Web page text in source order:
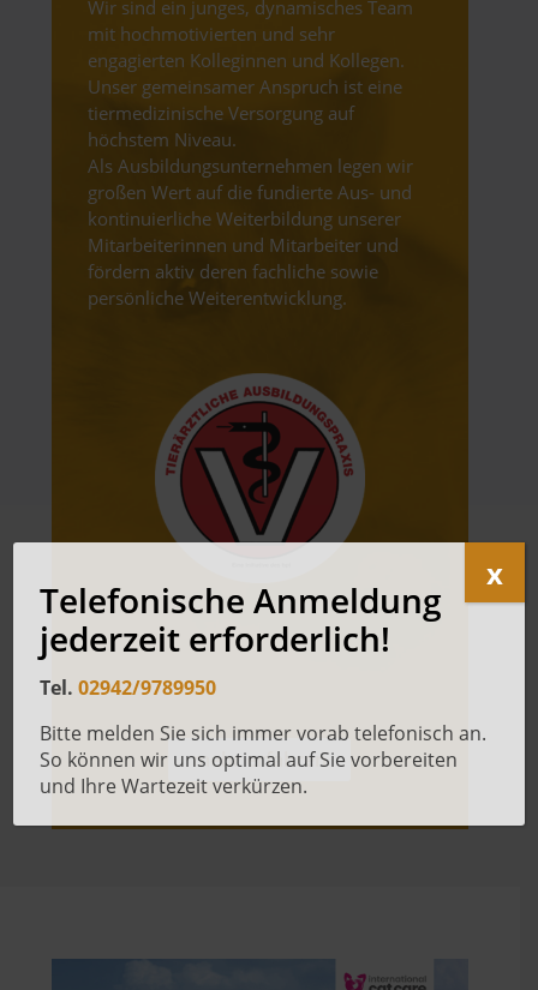
Wir sind ein junges, dynamisches Team
mit hochmotivierten und sehr
engagierten Kolleginnen und Kollegen.
Unser gemeinsamer Anspruch ist eine
tiermedizinische Versorgung auf
höchstem Niveau.
Als Ausbildungsunternehmen legen wir
großen Wert auf die fundierte Aus- und
kontinuierliche Weiterbildung unserer
Mitarbeiterinnen und Mitarbeiter und
fördern aktiv deren fachliche sowie
persönliche Weiterentwicklung.
mehr erfahren
Telefonische Anmeldung
jederzeit erforderlich!
Tel.02942/9789950
Bitte melden Sie sich immer vorab telefonisch an.
So können wir uns optimal auf Sie vorbereiten
und Ihre Wartezeit verkürzen.
x